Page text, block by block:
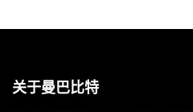
关于曼巴比特